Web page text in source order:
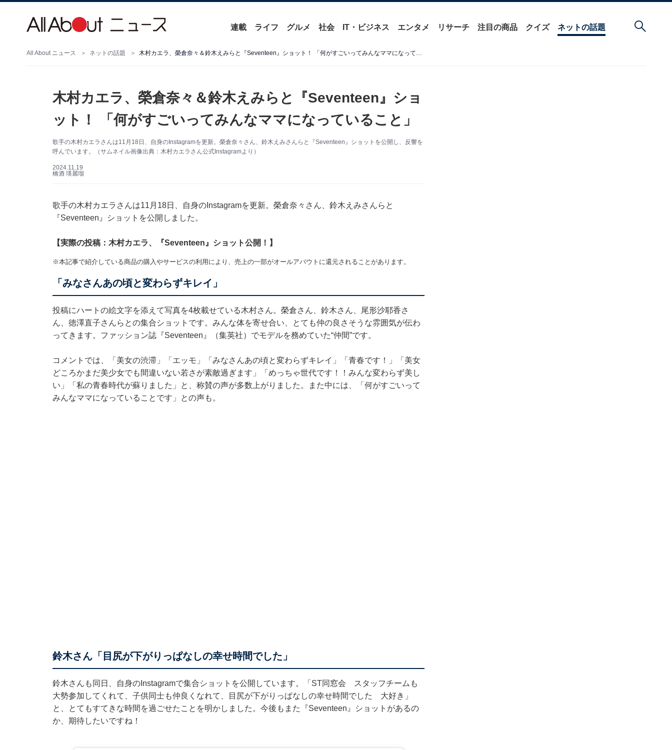
連載 ライフ グルメ 社会 IT・ビジネス エンタメ リサーチ 注目の商品 クイズ ネットの話題
All About ニュース ネットの話題 木村カエラ、榮倉奈々＆鈴木えみらと『Seventeen』ショット！ 「何がすごいってみんなママになっていること」
木村カエラ、榮倉奈々＆鈴木えみらと『Seventeen』ショ
ット！ 「何がすごいってみんなママになっていること」
歌手の木村カエラさんは11月18日、自身のInstagramを更新。榮倉奈々さん、鈴木えみさんらと『Seventeen』ショットを公開し、反響を
呼んでいます。（サムネイル画像出典：木村カエラさん公式Instagramより）
2024.11.19
橋酒 瑛麗瑠
歌手の木村カエラさんは11月18日、自身のInstagramを更新。榮倉奈々さん、鈴木えみさんらと
『Seventeen』ショットを公開しました。
【実際の投稿：木村カエラ、『Seventeen』ショット公開！】
※本記事で紹介している商品の購入やサービスの利用により、売上の一部がオールアバウトに還元されることがあります。
「みなさんあの頃と変わらずキレイ」
投稿にハートの絵文字を添えて写真を4枚載せている木村さん。榮倉さん、鈴木さん、尾形沙耶香さ
ん、徳澤直子さんらとの集合ショットです。みんな体を寄せ合い、とても仲の良さそうな雰囲気が伝わ
ってきます。ファッション誌『Seventeen』（集英社）でモデルを務めていた“仲間”です。
コメントでは、「美女の渋滞」「エッモ」「みなさんあの頃と変わらずキレイ」「青春です！」「美女
どころかまだ美少女でも間違いない若さが素敵過ぎます」「めっちゃ世代です！！みんな変わらず美し
い」「私の青春時代が蘇りました」と、称賛の声が多数上がりました。また中には、「何がすごいって
みんなママになっていることです」との声も。
鈴木さん「目尻が下がりっぱなしの幸せ時間でした」
鈴木さんも同日、自身のInstagramで集合ショットを公開しています。「ST同窓会 スタッフチームも
大勢参加してくれて、子供同士も仲良くなれて、目尻が下がりっぱなしの幸せ時間でした 大好き」
と、とてもすてきな時間を過ごせたことを明かしました。今後もまた『Seventeen』ショットがあるの
か、期待したいですね！